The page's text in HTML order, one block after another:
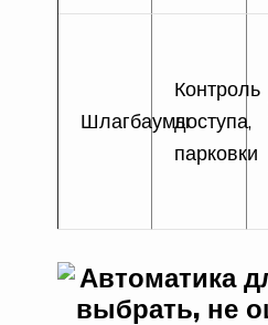
Шлагбаумы
Контроль
доступа,
парковки